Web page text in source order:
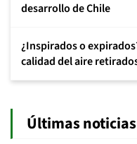
desarrollo de Chile
¿Inspirados o
calidad del aire
Últimas noticias